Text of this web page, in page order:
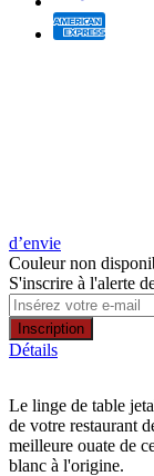
d’envie
Couleur non
S'inscrire à l'alerte
Inscription
Détails
Le linge de table
de votre restaurant
meilleure ouate de
blanc à l'origine.